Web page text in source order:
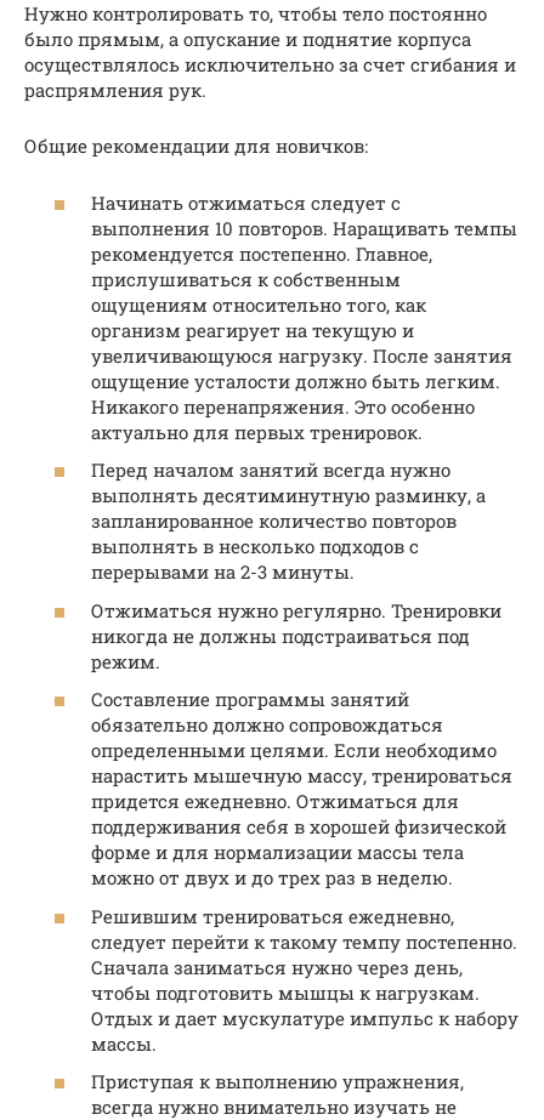
Нужно контролировать то, чтобы тело постоянно
было прямым, а опускание и поднятие корпуса
осуществлялось исключительно за счет сгибания и
распрямления рук.
Общие рекомендации для новичков:
Начинать отжиматься следует с
выполнения 10 повторов. Наращивать темпы
рекомендуется постепенно. Главное,
прислушиваться к собственным
ощущениям относительно того, как
организм реагирует на текущую и
увеличивающуюся нагрузку. После занятия
ощущение усталости должно быть легким.
Никакого перенапряжения. Это особенно
актуально для первых тренировок.
Перед началом занятий всегда нужно
выполнять десятиминутную разминку, а
запланированное количество повторов
выполнять в несколько подходов с
перерывами на 2-3 минуты.
Отжиматься нужно регулярно. Тренировки
никогда не должны подстраиваться под
режим.
Составление программы занятий
обязательно должно сопровождаться
определенными целями. Если необходимо
нарастить мышечную массу, тренироваться
придется ежедневно. Отжиматься для
поддерживания себя в хорошей физической
форме и для нормализации массы тела
можно от двух и до трех раз в неделю.
Решившим тренироваться ежедневно,
следует перейти к такому темпу постепенно.
Сначала заниматься нужно через день,
чтобы подготовить мышцы к нагрузкам.
Отдых и дает мускулатуре импульс к набору
массы.
Приступая к выполнению упражнения,
всегда нужно внимательно изучать не